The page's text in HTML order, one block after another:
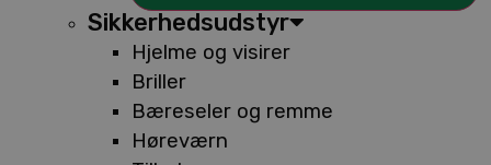
Sikkerhedsudstyr
Hjelme og visirer
Briller
Bæreseler og remme
Høreværn